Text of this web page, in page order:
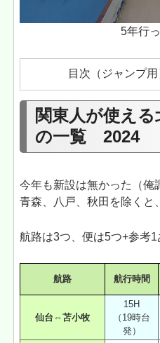
5年行
目次（ジャンプ用
関東人が使え
の一覧 2024
今年も新設は無かった（俺
青森、八戸、秋田を除くと
航路は3つ、便は5つ+参考1
航路 航行時間
仙台⇔苫小牧
15H
（19時台
発）